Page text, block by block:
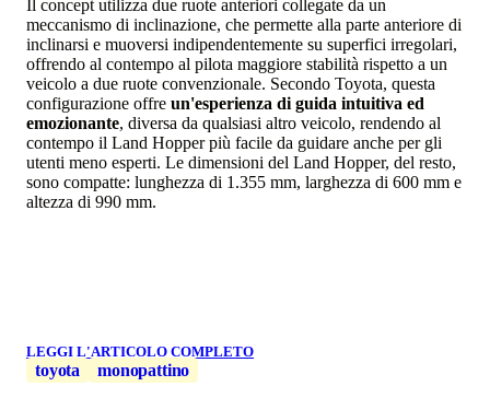
Il concept utilizza due ruote anteriori collegate da un
meccanismo di inclinazione, che permette alla parte anteriore di
inclinarsi e muoversi indipendentemente su superfici irregolari,
offrendo al contempo al pilota maggiore stabilità rispetto a un
veicolo a due ruote convenzionale. Secondo Toyota, questa
configurazione offre un'esperienza di guida intuitiva ed
emozionante, diversa da qualsiasi altro veicolo, rendendo al
contempo il Land Hopper più facile da guidare anche per gli
utenti meno esperti. Le dimensioni del Land Hopper, del resto,
sono compatte: lunghezza di 1.355 mm, larghezza di 600 mm e
altezza di 990 mm.
LEGGI L'ARTICOLO COMPLETO
toyota monopattino